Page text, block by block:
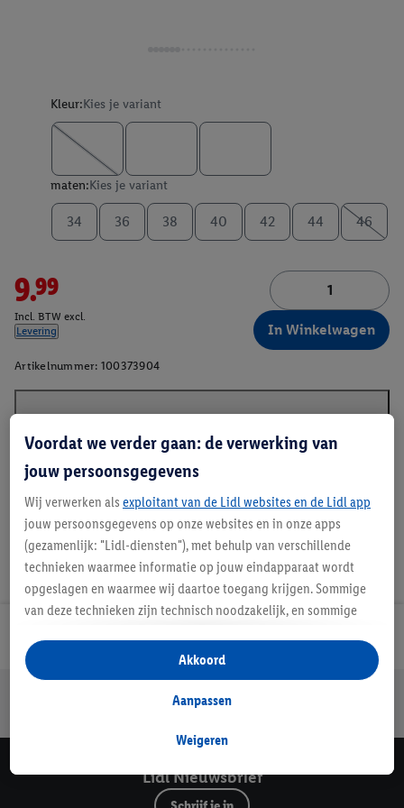
Kleur:Kies je variant
maten:Kies je variant
34 36 38 40 42 44 46
9.99
Incl. BTW excl.
Levering
In Winkelwagen
Artikelnummer: 100373904
Jouw voordelen bij ons als Lidl webshop klant
Lidl Nieuwsbrief
Voordat we verder gaan: de verwerking van
jouw persoonsgegevens
Wij verwerken als exploitant van de Lidl websites en de Lidl app
jouw persoonsgegevens op onze websites en in onze apps
(gezamenlijk: "Lidl-diensten"), met behulp van verschillende
technieken waarmee informatie op jouw eindapparaat wordt
opgeslagen en waarmee wij daartoe toegang krijgen. Sommige
van deze technieken zijn technisch noodzakelijk, en sommige
opslaan van voorkeursinstellingen, het verzamelen en
analyseren van statistieken of voor het tonen van
gepersonaliseerde reclame binnen en buiten de Lidl-diensten.
gegevens over jouw aankoopgedrag in de winkel ook voor de
Als je hier toestemming geeft aan ons voor het personaliseren
Weigeren
Aanpassen
Akkoord